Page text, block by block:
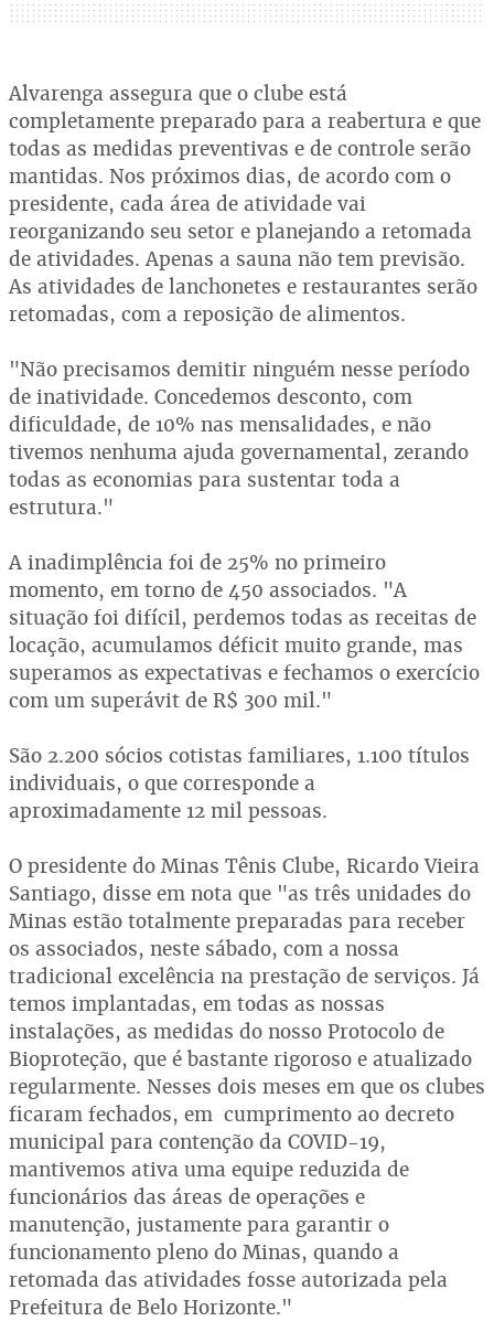
Alvarenga assegura que o clube está
completamente preparado para a reabertura e que
todas as medidas preventivas e de controle serão
mantidas. Nos próximos dias, de acordo com o
presidente, cada área de atividade vai
reorganizando seu setor e planejando a retomada
de atividades. Apenas a sauna não tem previsão.
As atividades de lanchonetes e restaurantes serão
retomadas, com a reposição de alimentos.
"Não precisamos demitir ninguém nesse período
de inatividade. Concedemos desconto, com
dificuldade, de 10% nas mensalidades, e não
tivemos nenhuma ajuda governamental, zerando
todas as economias para sustentar toda a
estrutura."
A inadimplência foi de 25% no primeiro
momento, em torno de 450 associados. "A
situação foi difícil, perdemos todas as receitas de
locação, acumulamos déficit muito grande, mas
superamos as expectativas e fechamos o exercício
com um superávit de R$ 300 mil."
São 2.200 sócios cotistas familiares, 1.100 títulos
individuais, o que corresponde a
aproximadamente 12 mil pessoas.
O presidente do Minas Tênis Clube, Ricardo Vieira
Santiago, disse em nota que "as três unidades do
Minas estão totalmente preparadas para receber
os associados, neste sábado, com a nossa
tradicional excelência na prestação de serviços. Já
temos implantadas, em todas as nossas
instalações, as medidas do nosso Protocolo de
Bioproteção, que é bastante rigoroso e atualizado
regularmente. Nesses dois meses em que os clubes
ficaram fechados, em cumprimento ao decreto
municipal para contenção da COVID-19,
mantivemos ativa uma equipe reduzida de
funcionários das áreas de operações e
manutenção, justamente para garantir o
funcionamento pleno do Minas, quando a
retomada das atividades fosse autorizada pela
Prefeitura de Belo Horizonte."